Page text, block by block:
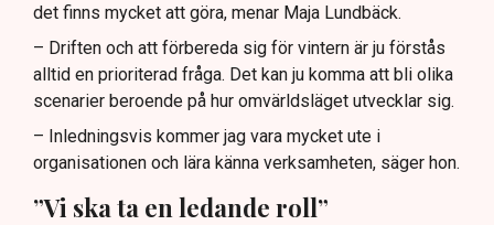
det finns mycket att göra, menar Maja Lundbäck.
– Driften och att förbereda sig för vintern är ju förstås
alltid en prioriterad fråga. Det kan ju komma att bli olika
scenarier beroende på hur omvärldsläget utvecklar sig.
– Inledningsvis kommer jag vara mycket ute i
organisationen och lära känna verksamheten, säger hon.
”Vi ska ta en ledande roll”